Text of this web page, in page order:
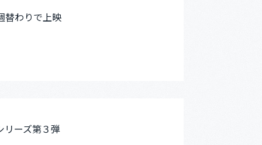
替わりで上映
リーズ第３弾